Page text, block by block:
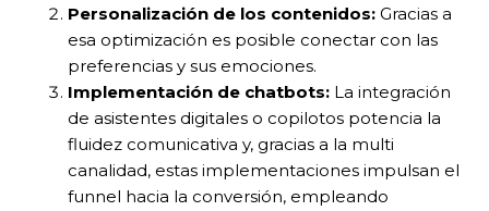
Personalización de los contenidos: Gracias a
esa optimización es posible conectar con las
preferencias y sus emociones.
Implementación de chatbots: La integración
de asistentes digitales o copilotos potencia la
fluidez comunicativa y, gracias a la multi
canalidad, estas implementaciones impulsan el
funnel hacia la conversión, empleando